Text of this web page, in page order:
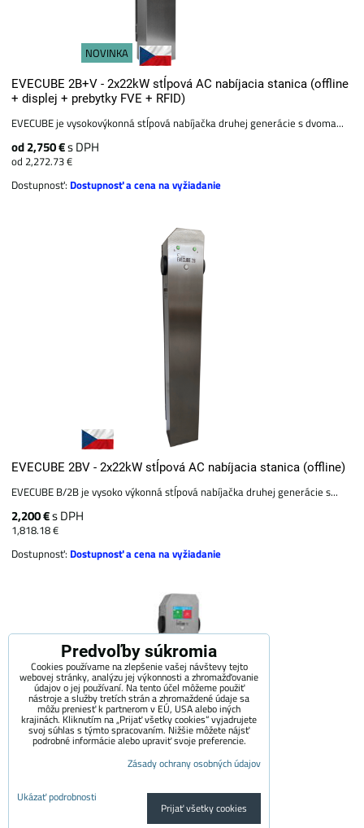
NOVINKA
EVECUBE 2B+V - 2x22kW stĺpová AC nabíjacia stanica (offline
+ displej + prebytky FVE + RFID)
EVECUBE je vysokovýkonná stĺpová nabíjačka druhej generácie s dvoma...
od 2,750 €s DPH
od 2,272.73 €
Dostupnosť: Dostupnosť a cena na vyžiadanie
EVECUBE 2BV - 2x22kW stĺpová AC nabíjacia stanica (offline)
EVECUBE B/2B je vysoko výkonná stĺpová nabíjačka druhej generácie s...
2,200 €s DPH
1,818.18 €
Dostupnosť: Dostupnosť a cena na vyžiadanie
Predvoľby súkromia
Cookies používame na zlepšenie vašej návštevy tejto
webovej stránky, analýzu jej výkonnosti a zhromažďovanie
údajov o jej používaní. Na tento účel môžeme použiť
nástroje a služby tretích strán a zhromaždené údaje sa
môžu preniesť k partnerom v EÚ, USA alebo iných
krajinách. Kliknutím na „Prijať všetky cookies“ vyjadrujete
svoj súhlas s týmto spracovaním. Nižšie môžete nájsť
podrobné informácie alebo upraviť svoje preferencie.
Zásady ochrany osobných údajov
Ukázať podrobnosti
Prijať všetky cookies